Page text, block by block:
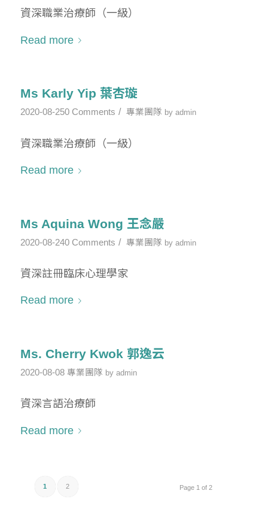
資深職業治療師（一級）
Read more
Ms Karly Yip 葉杏璇
2020-08-250 Comments / 專業團隊 by admin
資深職業治療師（一級）
Read more
Ms Aquina Wong 王念嚴
2020-08-240 Comments / 專業團隊 by admin
資深註冊臨床心理學家
Read more
Ms. Cherry Kwok 郭逸云
2020-08-08 專業團隊 by admin
資深言語治療師
Read more
Page 1 of 2
1 2